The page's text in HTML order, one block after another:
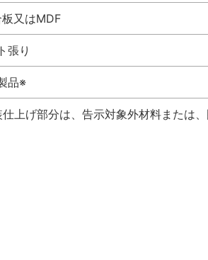
又はMDF
張り
品※
仕上げ部分は、告示対象外材料また